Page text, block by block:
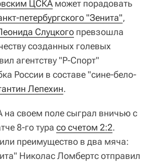
ЦСКА может порадовать
петербургского "Зенита",
Слуцкого превзошла
созданных голевых
агентству "Р-Спорт"
России в составе "сине-бело-
Лепехин.
на своем поле сыграл вничью с
8-го тура со счетом 2:2.
преимущество в два мяча:
Николас Ломбертс отправил